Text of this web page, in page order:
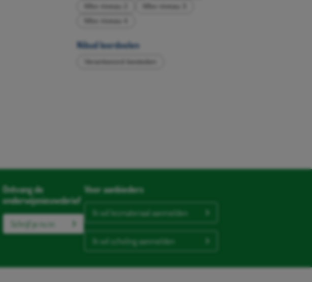
Nibud leerdoelen
Ontvang de
onderwijsnieuwsbrief
Schrijf je nu in
Voor aanbieders
Ik wil lesmateriaal aanmelden
Ik wil scholing aanmelden